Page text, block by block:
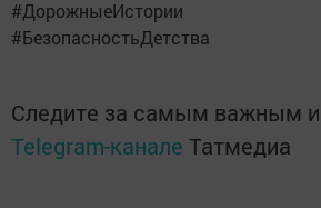
#ДорожныеИстории
#БезопасностьДетства
Следите за самым важным
Telegram-канале Татмедиа